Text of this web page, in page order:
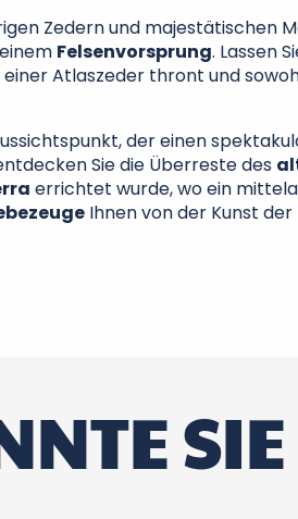
Zedern und majestätischen
Felsenvorsprung. Lassen
Atlaszeder thront und
der einen
Sie die Überreste des
errichtet wurde, wo ein
Ihnen von der Kunst